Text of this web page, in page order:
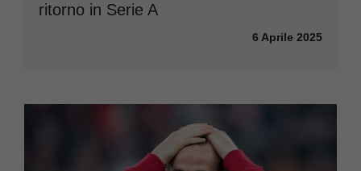
ritorno in Serie A
6 Aprile 2025